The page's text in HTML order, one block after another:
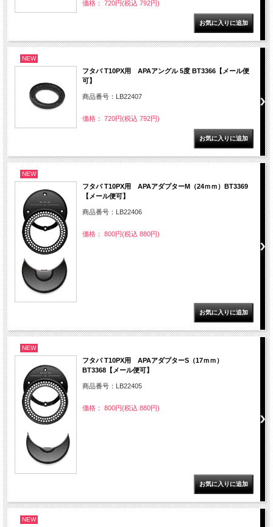
価格： 720円(税込 792円)
NEW
フタバ T10PX用 APAアングル 5度 BT3366【メール便
可】
商品番号：LB22407
価格： 720円(税込 792円)
NEW
フタバ T10PX用 APAアダプターM（24ｍｍ）BT3369
【メール便可】
商品番号：LB22406
価格： 800円(税込 880円)
NEW
フタバ T10PX用 APAアダプターS（17ｍｍ）
BT3368【メール便可】
商品番号：LB22405
価格： 800円(税込 880円)
NEW